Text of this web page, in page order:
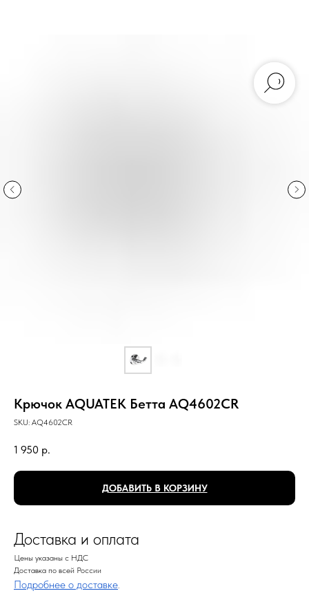
Крючок AQUATEK Бетта AQ4602CR
SKU: AQ4602CR
1 950 р.
ДОБАВИТЬ В КОРЗИНУ
Доставка и оплата
Цены указаны с НДС
Доставка по всей России
Подробнее о доставке.